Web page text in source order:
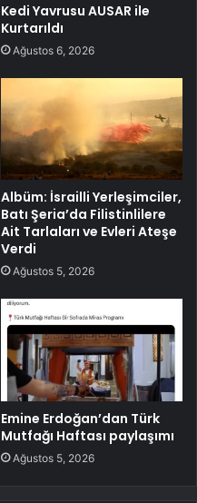
Kedi Yavrusu AUSAR ile
Kurtarıldı
Ağustos 6, 2026
Albüm: İsrailli Yerleşimciler,
Batı Şeria’da Filistinlilere
Ait Tarlaları ve Evleri Ateşe
Verdi
Ağustos 5, 2026
Emine Erdoğan’dan Türk
Mutfağı Haftası paylaşımı
Ağustos 5, 2026